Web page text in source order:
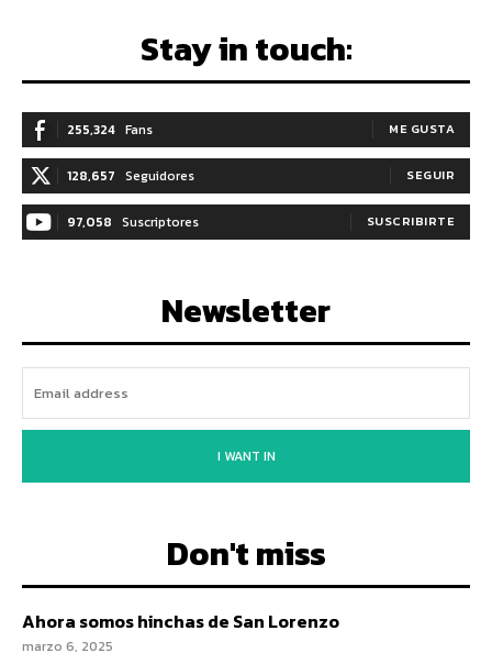
Stay in touch:
255,324 Fans ME GUSTA
128,657 Seguidores SEGUIR
97,058 Suscriptores SUSCRIBIRTE
Newsletter
I WANT IN
Don't miss
Ahora somos hinchas de San Lorenzo
marzo 6, 2025